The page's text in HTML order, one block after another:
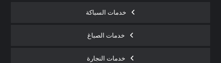
خدمات السباكة
خدمات الصباغ
خدمات النجارة